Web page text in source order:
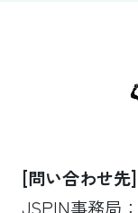
[問い合わせ先]
JSPIN事務局：